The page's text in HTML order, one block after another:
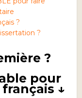
?
?
?
pour
↓